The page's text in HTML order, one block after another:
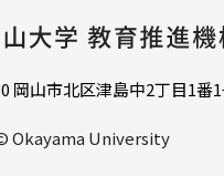
岡山市北区津島中2丁目1番
Okayama University